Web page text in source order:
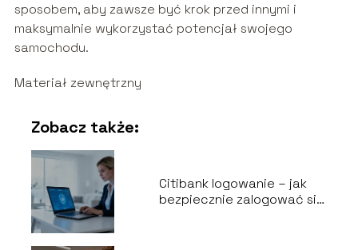
sposobem, aby zawsze być krok przed innymi i
maksymalnie wykorzystać potencjał swojego
samochodu.
Materiał zewnętrzny
Zobacz także:
Citibank logowanie – jak
bezpiecznie zalogować się